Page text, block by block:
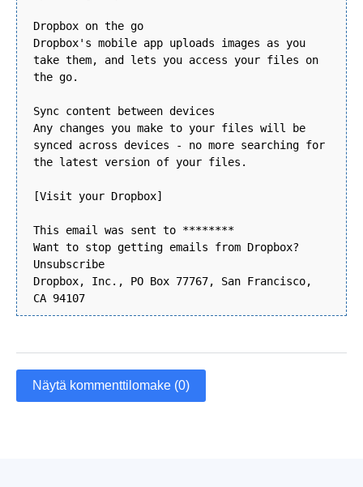
Dropbox on the go
Dropbox's mobile app uploads images as you
take them, and lets you access your files on
the go.
Sync content between devices
Any changes you make to your files will be
synced across devices - no more searching for
the latest version of your files.
[Visit your Dropbox]
This email was sent to ********
Want to stop getting emails from Dropbox?
Unsubscribe
Dropbox, Inc., PO Box 77767, San Francisco,
CA 94107
Näytä kommenttilomake (0)